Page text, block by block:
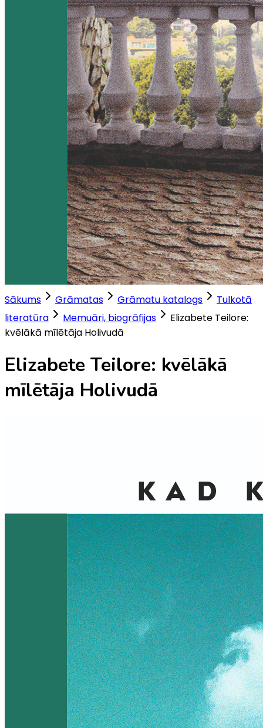
Sākums Grāmatas Grāmatu katalogs
Tulkotā
literatūra
Memuāri, biogrāfijas
Elizabete Teilore:
kvēlākā mīlētāja Holivudā
Elizabete Teilore: kvēlākā
mīlētāja Holivudā